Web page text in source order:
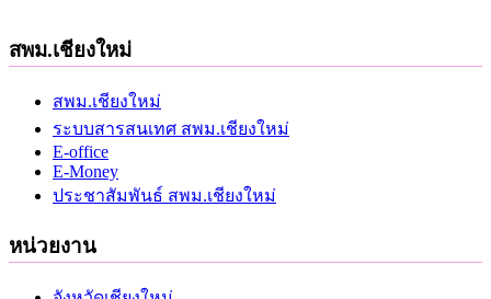
สพม.เชียงใหม่
สพม.เชียงใหม่
ระบบสารสนเทศ สพม.เชียงใหม่
E-office
E-Money
ประชาสัมพันธ์ สพม.เชียงใหม่
หน่วยงาน